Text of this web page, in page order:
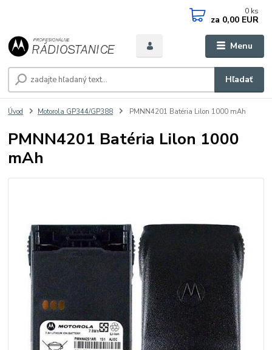
Menu
Hľadať
0 ks
za 0,00 EUR
Úvod Motorola GP344/GP388 PMNN4201 Batéria Lilon 1000 mAh
PMNN4201 Batéria Lilon 1000
mAh